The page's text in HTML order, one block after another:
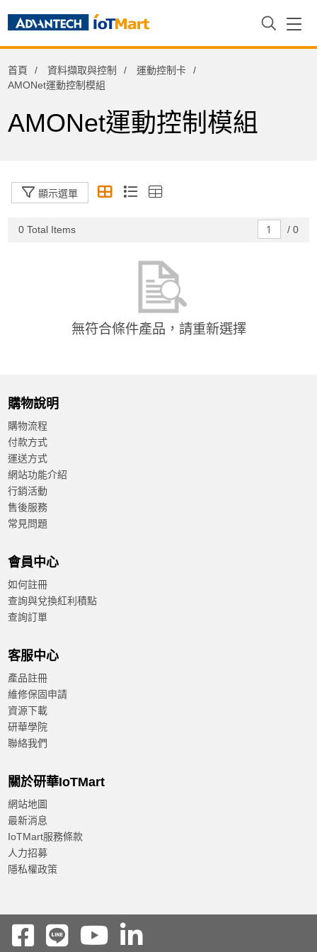
首頁 資料擷取與控制
運動控制卡
AMONet運動控制模組
AMONet運動控制模組
顯示選單
PAC控制器與擴充模組
機械視覺擴充介面卡(POE/USB3.0)
視訊擷取卡
運動控制卡
EtherCAT運動控制模組
邊緣AI運算模組
規格篩選
Status
Sort By
The Newest
0 Total Items / 0
無符合條件產品，請重新選擇
加入購物車
購物說明
購物流程
付款方式
運送方式
網站功能介紹
行銷活動
售後服務
常見問題
會員中心
如何註冊
查詢與兌換紅利積點
查詢訂單
客服中心
產品註冊
維修保固申請
資源下載
研華學院
聯絡我們
關於研華IoTMart
網站地圖
最新消息
IoTMart服務條款
人力招募
隱私權政策